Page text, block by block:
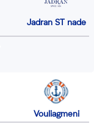
Jadran ST nade
Vouliagmeni